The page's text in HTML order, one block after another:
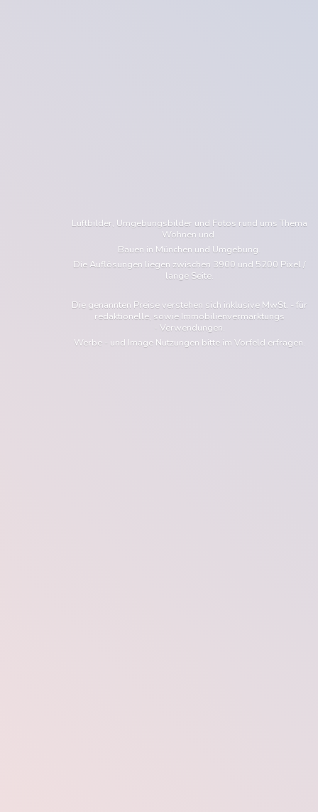
Luftbilder, Umgebungsbilder und Fotos rund ums Thema
Wohnen und
Bauen in München und Umgebung.
Die Auflösungen liegen zwischen 3900 und 5200 Pixel /
lange Seite.
Die genannten Preise verstehen sich inklusive MwSt. - für
redaktionelle, sowie Immobilienvermarktungs
- Verwendungen.
Werbe - und Image Nutzungen bitte im Vorfeld erfragen.